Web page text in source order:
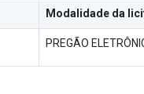
Modalidade da
PREGÃO